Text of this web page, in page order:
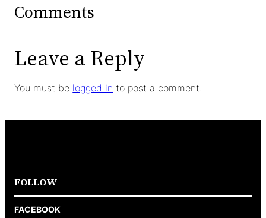
Comments
Leave a Reply
You must be logged in to post a comment.
FOLLOW
FACEBOOK